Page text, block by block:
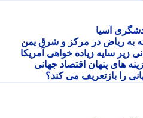
ریاض در مرکز و شرق یمن
سایه زیاده خواهی آمریکا
پنهان اقتصاد جهانی
بازتعریف می کند؟